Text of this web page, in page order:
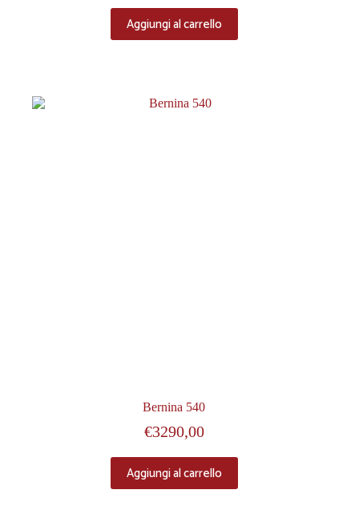
Aggiungi al carrello
Bernina 540
€3290,00
Aggiungi al carrello